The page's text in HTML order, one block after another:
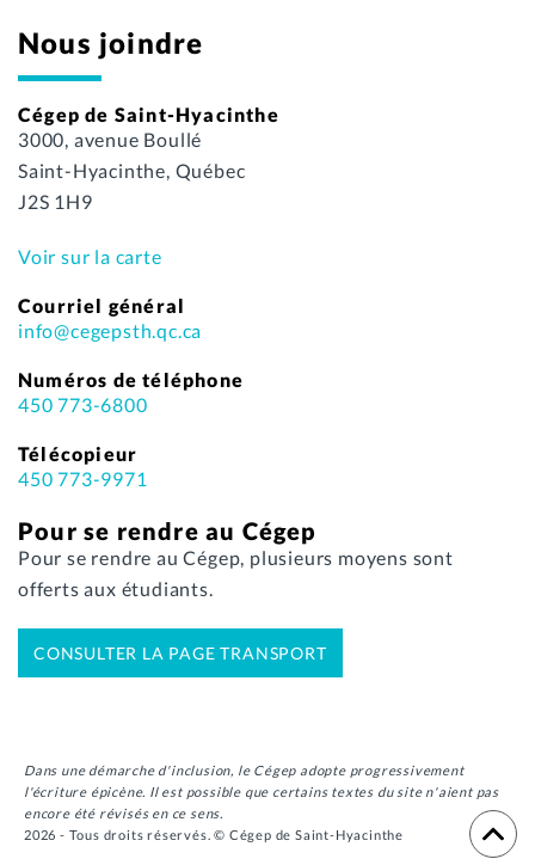
Nous joindre
Cégep de Saint-Hyacinthe
3000, avenue Boullé
Saint-Hyacinthe, Québec
J2S 1H9
Voir sur la carte
Courriel général
info@cegepsth.qc.ca
Numéros de téléphone
450 773-6800
Télécopieur
450 773-9971
Pour se rendre au Cégep
Pour se rendre au Cégep, plusieurs moyens sont
offerts aux étudiants.
CONSULTER LA PAGE TRANSPORT
Dans une démarche d'inclusion, le Cégep adopte progressivement
l'écriture épicène. Il est possible que certains textes du site n'aient pas
encore été révisés en ce sens.
2026 - Tous droits réservés. © Cégep de Saint-Hyacinthe